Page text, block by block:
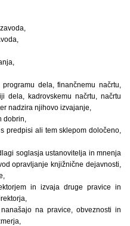
dela, finančnemu načrtu,
dela, kadrovskemu načrtu, načrtu
nadzira njihovo izvajanje,
dobrin,
predpisi ali tem sklepom določeno,
soglasja ustanovitelja in mnenja
opravljanje knjižnične dejavnosti,
in izvaja druge pravice in
na pravice, obveznosti in